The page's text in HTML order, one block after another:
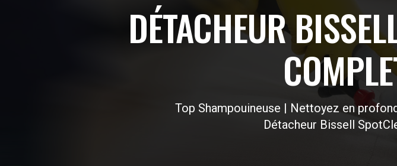
DÉTACHEUR
Top Shampouineuse | Nettoyez en
Détacheur Bissell